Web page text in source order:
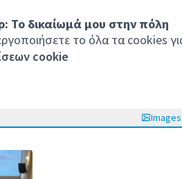
Το δικαίωμά μου στην πόλη
το όλα τα cookies
cookie
Images